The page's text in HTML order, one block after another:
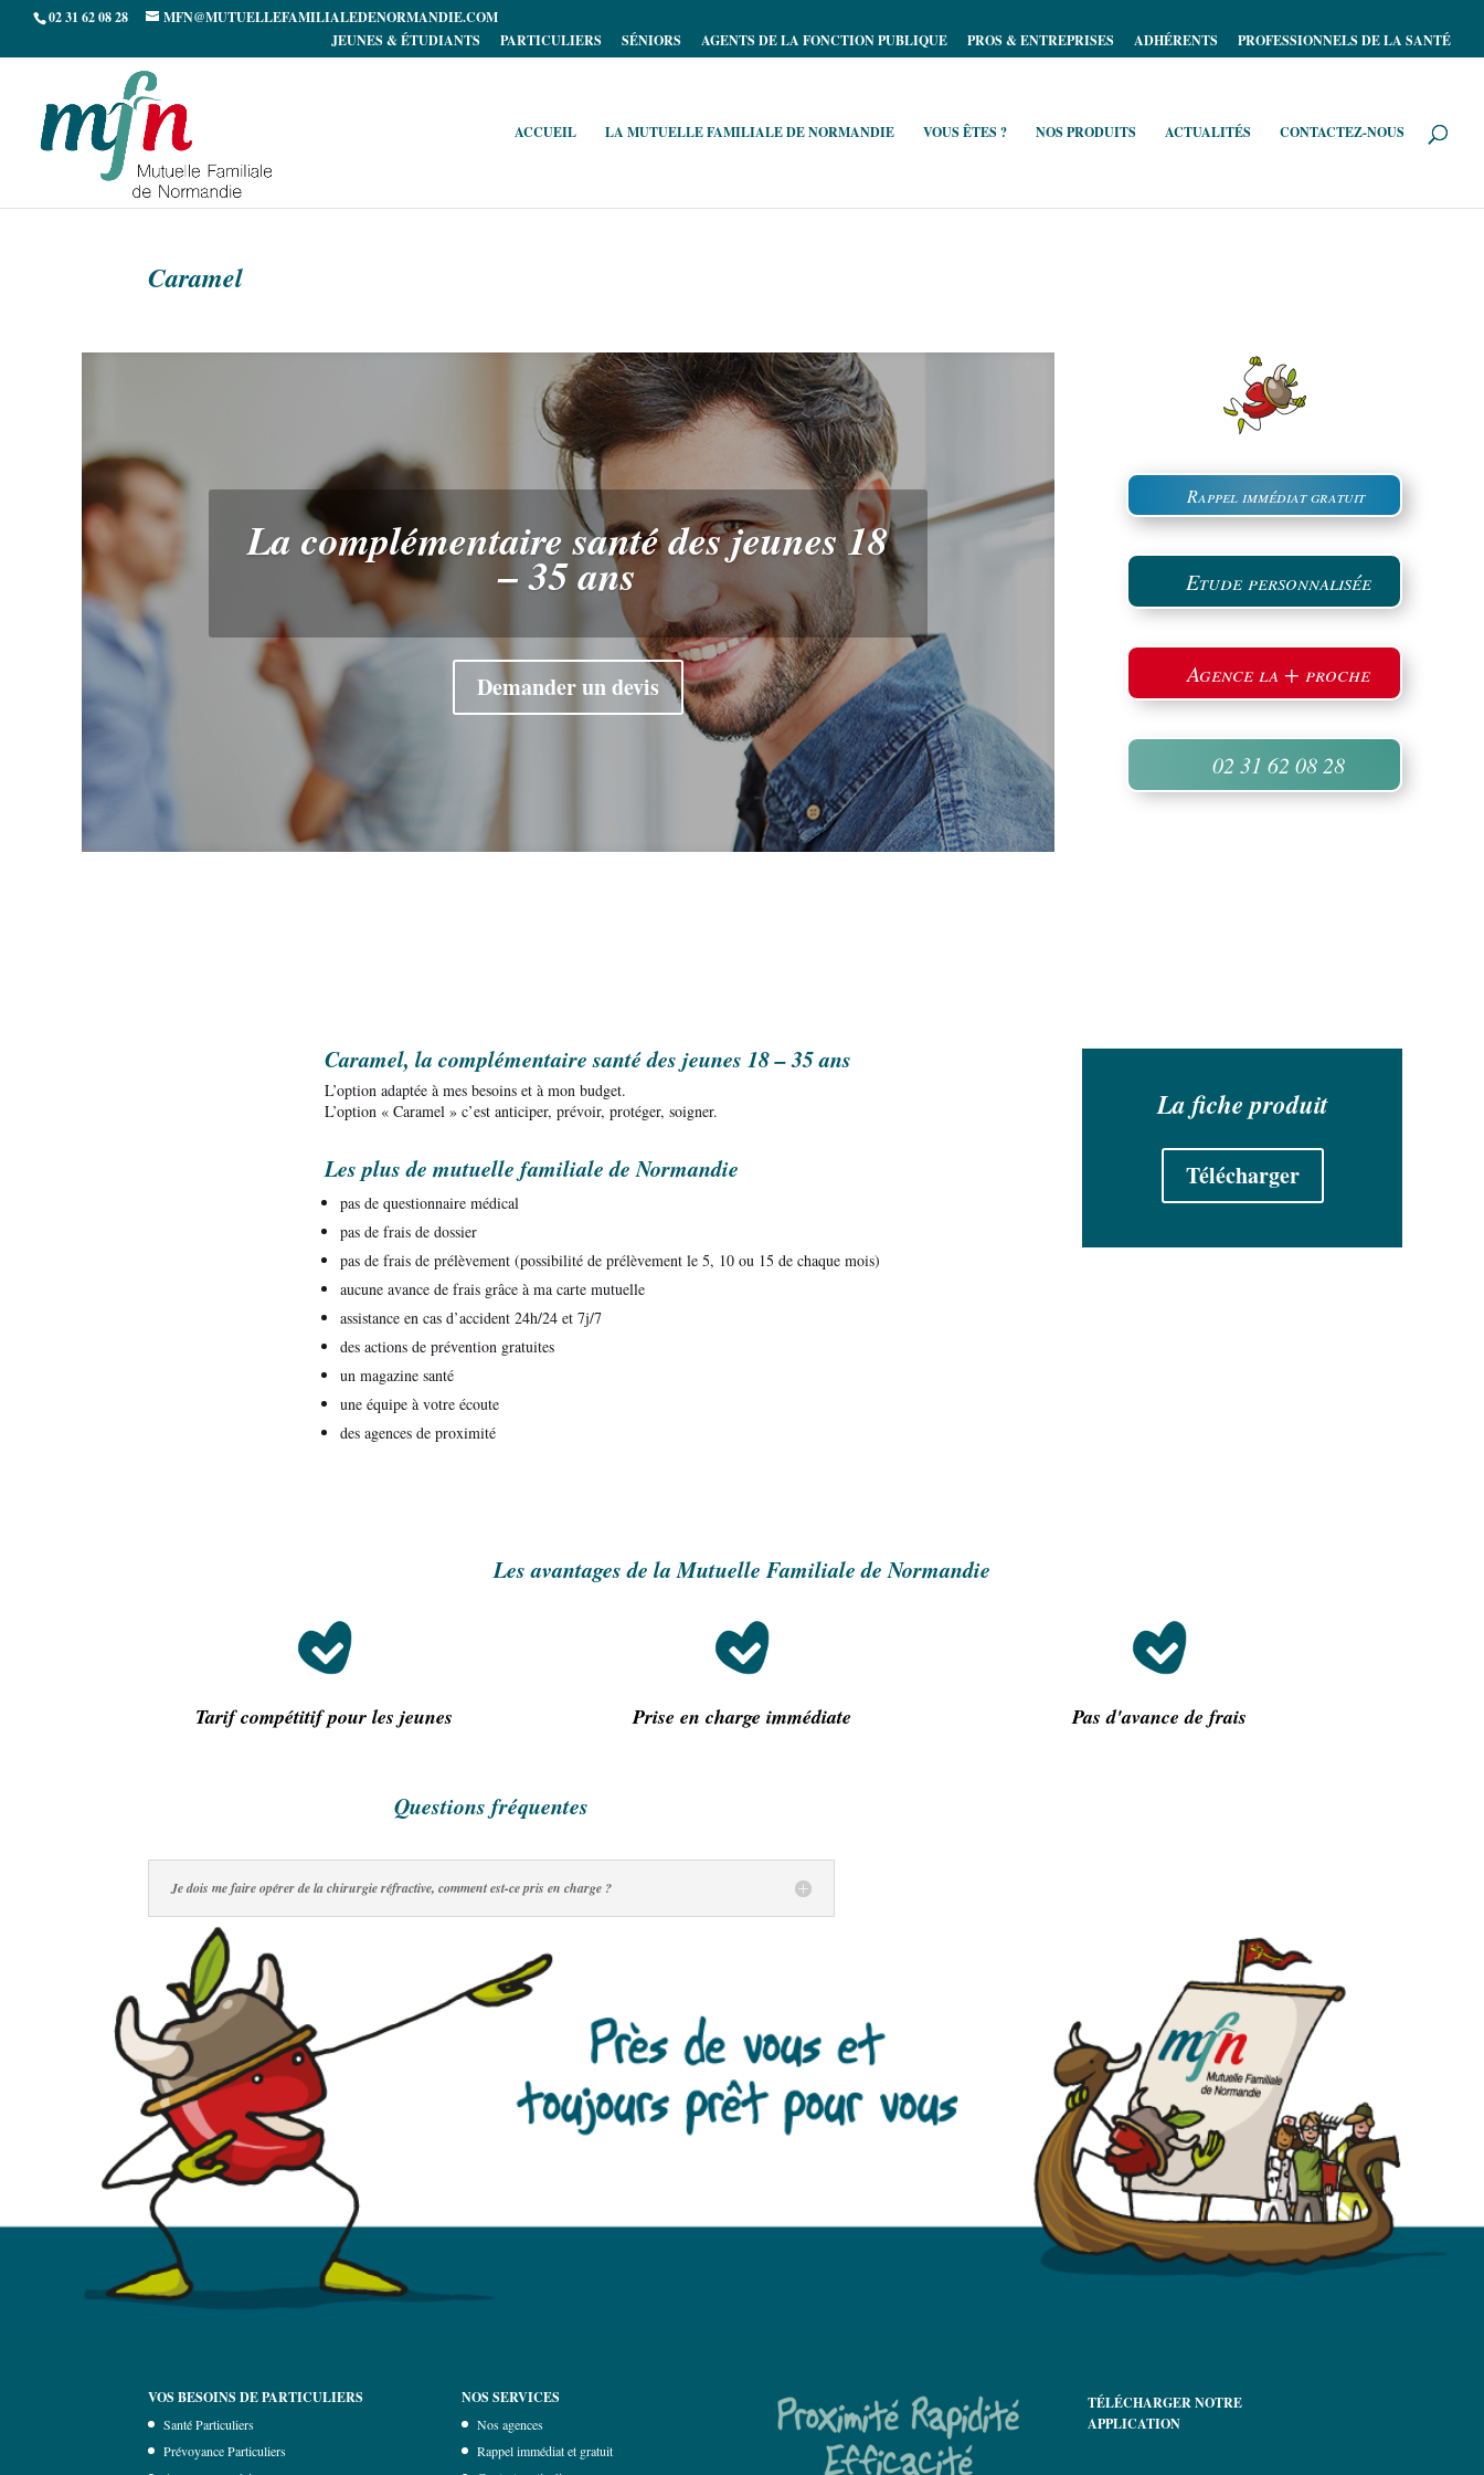
02 31 62 08 28
MFN@MUTUELLEFAMILIALEDENORMANDIE.COM
JEUNES & ÉTUDIANTS
PARTICULIERS SÉNIORS AGENTS DE LA FONCTION PUBLIQUE PROS & ENTREPRISES ADHÉRENTS PROFESSIONNELS DE LA SANTÉ
ACCUEIL LA MUTUELLE FAMILIALE DE NORMANDIE VOUS ÊTES ? NOS PRODUITS ACTUALITÉS CONTACTEZ-NOUS
Caramel
La complémentaire santé des jeunes 18
– 35 ans
Demander un devis
Rappel immédiat gratuit
Etude personnalisée
Agence la + proche
02 31 62 08 28
Caramel, la complémentaire santé des jeunes 18 – 35 ans
L’option adaptée à mes besoins et à mon budget.
L’option « Caramel » c’est anticiper, prévoir, protéger, soigner.
Les plus de mutuelle familiale de Normandie
pas de questionnaire médical
pas de frais de dossier
pas de frais de prélèvement (possibilité de prélèvement le 5, 10 ou 15 de chaque mois)
aucune avance de frais grâce à ma carte mutuelle
assistance en cas d’accident 24h/24 et 7j/7
des actions de prévention gratuites
un magazine santé
une équipe à votre écoute
des agences de proximité
La fiche produit
Télécharger
Les avantages de la Mutuelle Familiale de Normandie
Tarif compétitif pour les jeunes Prise en charge immédiate Pas d'avance de frais
Questions fréquentes
Je dois me faire opérer de la chirurgie réfractive, comment est-ce pris en charge ?
VOS BESOINS DE PARTICULIERS
Santé Particuliers
Prévoyance Particuliers
NOS SERVICES
Nos agences
Rappel immédiat et gratuit
TÉLÉCHARGER NOTRE
APPLICATION